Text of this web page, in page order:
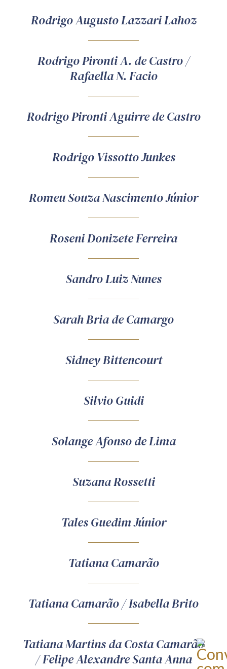
Rodrigo Augusto Lazzari Lahoz
Rodrigo Pironti A. de Castro /
Rafaella N. Facio
Rodrigo Pironti Aguirre de Castro
Rodrigo Vissotto Junkes
Romeu Souza Nascimento Júnior
Roseni Donizete Ferreira
Sandro Luiz Nunes
Sarah Bria de Camargo
Sidney Bittencourt
Silvio Guidi
Solange Afonso de Lima
Suzana Rossetti
Tales Guedim Júnior
Tatiana Camarão
Tatiana Camarão / Isabella Brito
Tatiana Martins da Costa Camarão
/ Felipe Alexandre Santa Anna